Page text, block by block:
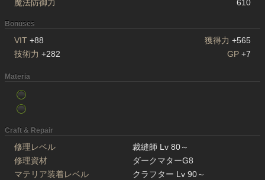
魔法防御力
610
Bonuses
VIT +88 獲得力 +565
技術力 +282 GP +7
Materia
Craft & Repair
修理レベル
裁縫師 Lv 80～
修理資材
ダークマターG8
マテリア装着レベル
クラフター Lv 90～